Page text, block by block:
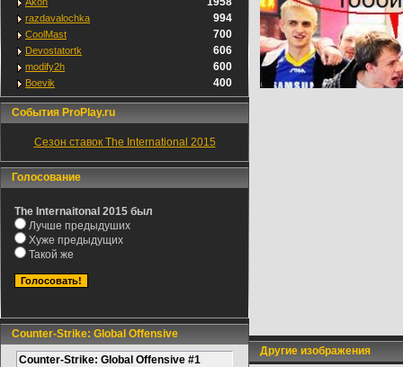
razdavalochka 994
CoolMast 700
Devostatortk 606
modify2h 600
Boevik 400
События ProPlay.ru
Сезон ставок The International 2015
Голосование
The Internaitonal 2015 был
Лучше предыдуших
Хуже предыдущих
Такой же
Counter-Strike: Global Offensive
Counter-Strike: Global Offensive #1
Другие изображения